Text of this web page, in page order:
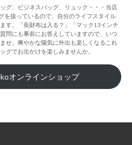
グ、ビジネスバッグ、リュック・・・当店
を扱っているので、自分のライフスタイル
す。「長財布は入る？」「マック13インチ
問にも事前にお答えしていますので、いつ
せ。爽やかな陽気に外出も楽しくなるこれ
グでお出かけを楽しみませんか。
オンラインショップ